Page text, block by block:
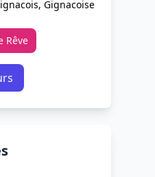
Gignacoise
Rêve